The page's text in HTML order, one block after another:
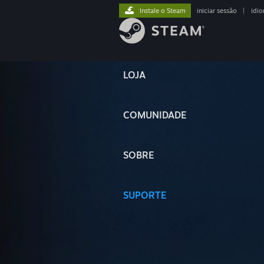
LOJA
COMUNIDADE
SOBRE
SUPORTE
Instale o Steam iniciar sessão